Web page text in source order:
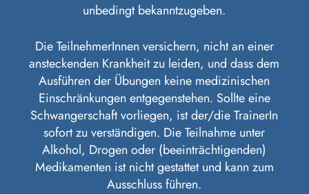
unbedingt bekanntzugeben.
Die TeilnehmerInnen versichern, nicht an einer
ansteckenden Krankheit zu leiden, und dass dem
Ausführen der Übungen keine medizinischen
Einschränkungen entgegenstehen. Sollte eine
Schwangerschaft vorliegen, ist der/die TrainerIn
sofort zu verständigen. Die Teilnahme unter
Alkohol, Drogen oder (beeinträchtigenden)
Medikamenten ist nicht gestattet und kann zum
Ausschluss führen.